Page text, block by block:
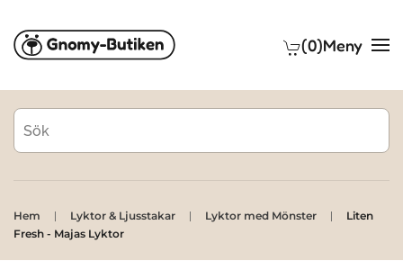
Skip to main content (0)Meny
Hem Lyktor & Ljusstakar Lyktor med Mönster
Liten
Fresh - Majas Lyktor